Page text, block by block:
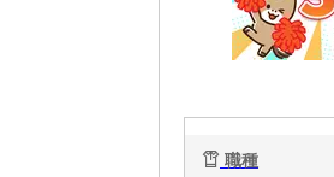
職種